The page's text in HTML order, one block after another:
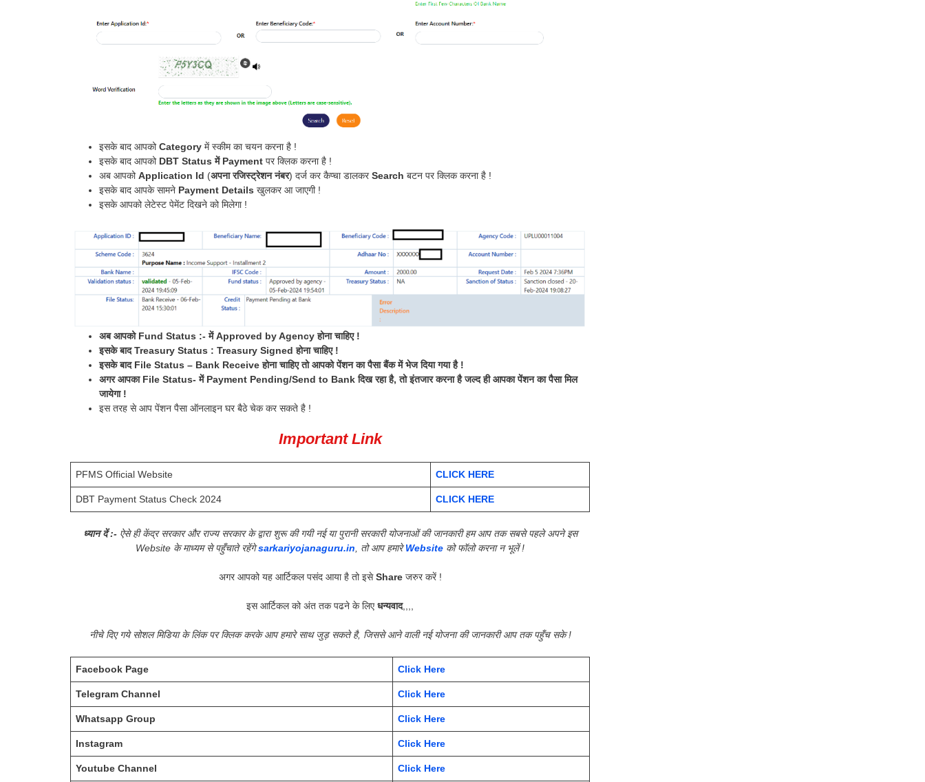
इसके बाद आपकोCategory में स्कीम का चयन करना है !
इसके बाद आपको DBT Status में Payment पर क्लिक करना है !
अब आपकोApplication Id (अपना रजिस्ट्रेशन नंबर) दर्ज कर कैप्चा डालकरSearch बटन पर क्लिक करना है !
इसके बाद आपके सामने Payment Details खुलकर आ जाएगी !
इसके आपको लेटेस्ट पेमेंट दिखने को मिलेगा !
अब आपको Fund Status :- में Approved by Agency होना चाहिए !
इसके बाद Treasury Status : Treasury Signed होना चाहिए !
इसके बाद File Status – Bank Receive होना चाहिए तो आपको पेंशन का पैसा बैंक में भेज दिया गया है !
अगर आपका File Status- में Payment Pending/Send to Bank दिख रहा है, तो इंतजार करना है जल्द ही आपका पेंशन का पैसा मिल
जायेगा !
इस तरह से आप पेंशन पैसा ऑनलाइन घर बैठे चेक कर सकते है !
Important Link
PFMS Official Website CLICK HERE
DBT Payment Status Check 2024 CLICK HERE
ध्यान दें :-ऐसे ही केंद्र सरकार और राज्य सरकार के द्वारा शुरू की गयी नई या पुरानी सरकारी योजनाओं की जानकारी हम आप तक सबसे पहले अपने इस
Website के माध्यम से पहुँचाते रहेंगेsarkariyojanaguru.in , तो आप हमारेWebsite को फॉलो करना न भूलें !
अगर आपको यह आर्टिकल पसंद आया है तो इसेShareजरुर करें !
इस आर्टिकल को अंत तक पढने के लिएधन्यवाद,,,,
नीचे दिए गये सोशल मिडिया के लिंक पर क्लिक करके आप हमारे साथ जुड़ सकते है, जिससे आने वाली नई योजना की जानकारी आप तक पहुँच सके !
Facebook Page Click Here
Telegram Channel Click Here
Whatsapp Group Click Here
Instagram Click Here
Youtube Channel Click Here